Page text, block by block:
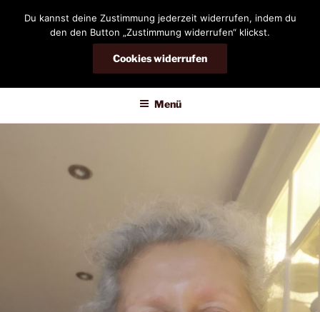
DIANDRA-CIRCLE
Menü
Du kannst deine Zustimmung jederzeit widerrufen, indem du
den den Button „Zustimmung widerrufen“ klickst.
Cookies widerrufen